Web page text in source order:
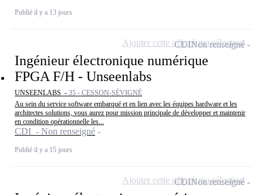
Publié il y a 13 jours
Ingénieur électronique numérique
FPGA F/H - Unseenlabs
UNSEENLABS - 35 - CESSON-SÉVIGNÉ
Au sein du service software embarqué et en lien avec les équipes hardware et les
architectes solutions, vous aurez pour mission principale de développer et maintenir
en condition opérationnelle les...
CDI - Non renseigné
Publié il y a 15 jours
CDINon renseigné
Ajouter cette offre à ma sélection
CDINon renseigné
Ajouter cette offre à ma sélection